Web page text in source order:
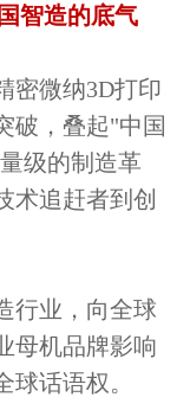
智造的底气
密微纳3D打印
破，叠起"中国
级的制造革
术追赶者到创
行业，向全球
母机品牌影响
话语权。